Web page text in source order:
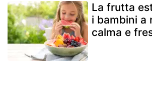
La frutta
i bambini a
calma e